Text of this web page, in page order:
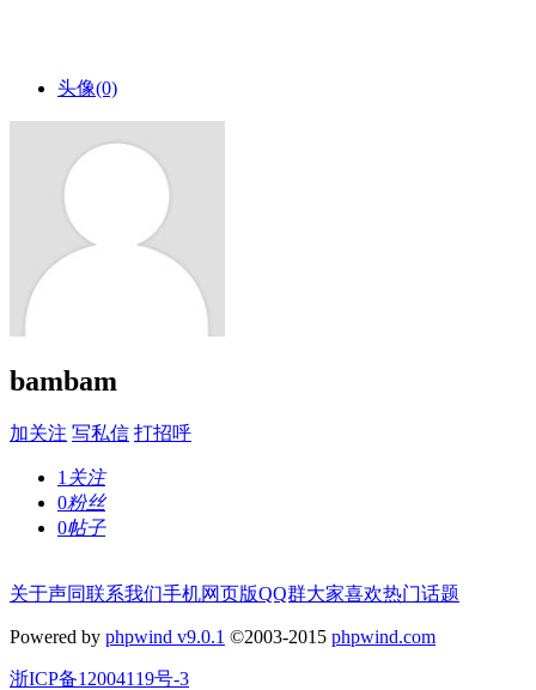
头像(0)
bambam
加关注 写私信 打招呼
1 关注
0粉丝
0帖子
关于声同联系我们手机网页版QQ群大家喜欢热门话题
Powered by phpwind v9.0.1 ©2003-2015 phpwind.com
浙ICP备12004119号-3